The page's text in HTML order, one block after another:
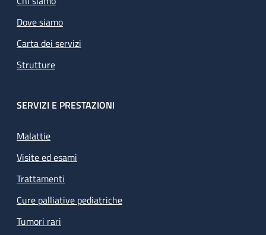
Dove siamo
Carta dei servizi
Strutture
SERVIZI E PRESTAZIONI
Malattie
Visite ed esami
Trattamenti
Cure palliative pediatriche
Tumori rari